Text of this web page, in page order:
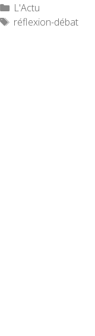
Catégories
L'Actu
Étiquettes
réflexion-débat